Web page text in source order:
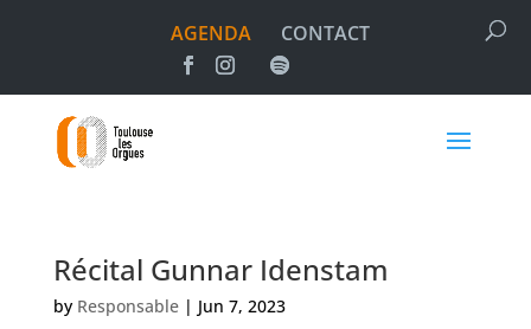
AGENDA CONTACT
Récital Gunnar Idenstam
by Responsable| Jun 7, 2023